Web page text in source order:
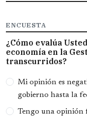
ENCUESTA
¿Cómo evalúa
economía en la
transcurridos?
Opciones
Mi opinión es
gobierno hasta la
Tengo una opinión